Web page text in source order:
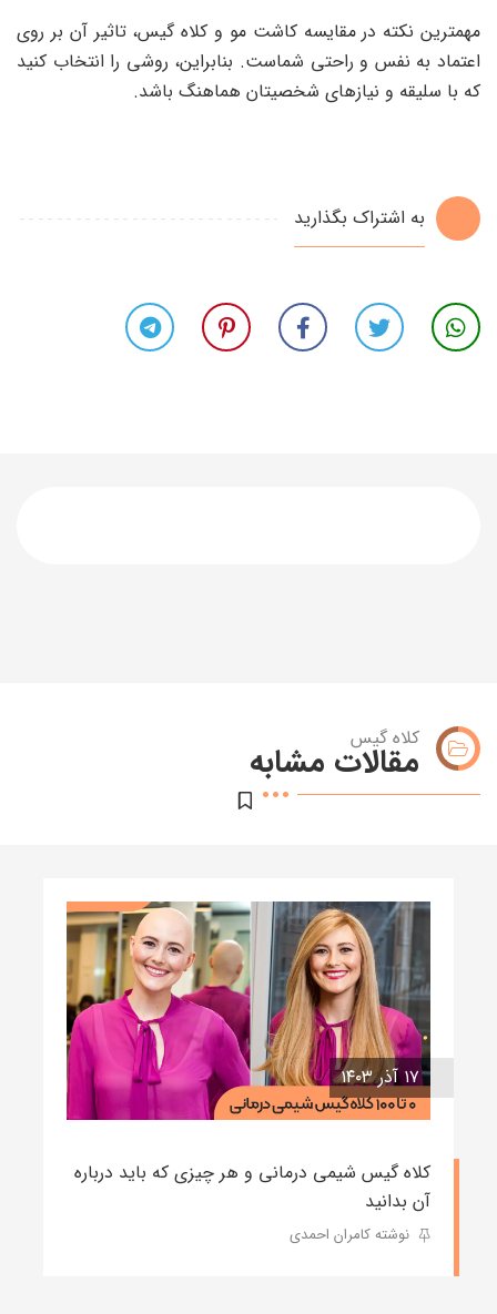
مهمترین نکته در مقایسه کاشت مو و کلاه گیس، تاثیر آن بر روی
اعتماد به نفس و راحتی شماست. بنابراین، روشی را انتخاب کنید
که با سلیقه و نیازهای شخصیتان هماهنگ باشد.
به اشتراک بگذارید
کلاه گیس
مقالات مشابه
۱۷ آذر ۱۴۰۳
کلاه گیس شیمی درمانی و هر چیزی که باید درباره
آن بدانید
نوشته کامران احمدی